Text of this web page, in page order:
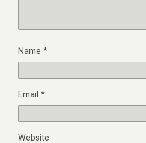
Name *
Email *
Website